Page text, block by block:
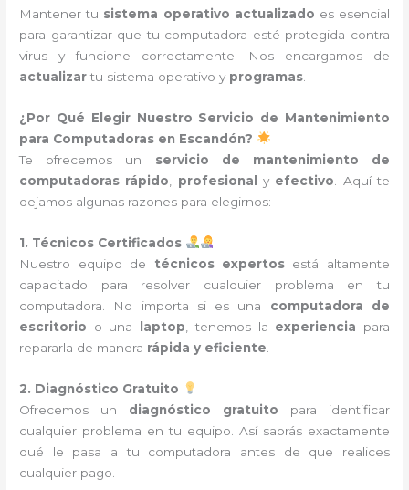
Mantener tu sistema operativo actualizado es esencial
para garantizar que tu computadora esté protegida contra
virus y funcione correctamente. Nos encargamos de
actualizartu sistema operativo y programas
¿Por Qué Elegir Nuestro Servicio de Mantenimiento
para Computadoras en Escandón?
Te ofrecemos un servicio de mantenimiento de
computadoras rápido profesional y efectivo . Aquí te
dejamos algunas razones para elegirnos:
1. Técnicos Certificados
Nuestro equipo de técnicos expertosestá altamente
capacitado para resolver cualquier problema en tu
computadora. No importa si es una computadora de
escritorio o una laptop , tenemos la experiencia para
repararla de manera rápida y eficiente
2. Diagnóstico Gratuito
Ofrecemos un diagnóstico gratuito para identificar
cualquier problema en tu equipo. Así sabrás exactamente
qué le pasa a tu computadora antes de que realices
cualquier pago.